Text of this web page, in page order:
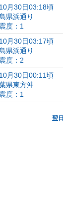
月30日03:18頃
県浜通り
度：1
月30日03:17頃
県浜通り
度：2
月30日00:11頃
県東方沖
度：1
翌日